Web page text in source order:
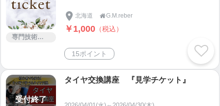
専門技術サービス
北海道 G.M.reber
￥1,000 （税込）
15ポイント
受付終了
タイヤ交換講座 『見学チケット』